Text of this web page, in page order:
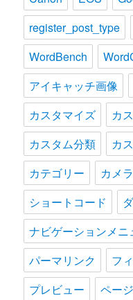
register_post_type
WordBench
アイキャッチ画像
カスタマイズ
カ
カスタム分類
カ
カテゴリー
カメラ
ショートコード
ナビゲーションメニ
パーマリンク
フ
プレビュー
ペー